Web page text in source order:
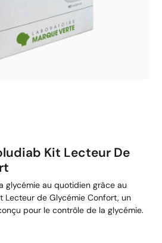
Kit Lecteur De
glycémie au quotidien grâce au
Lecteur de Glycémie Confort, un
pour le contrôle de la glycémie.